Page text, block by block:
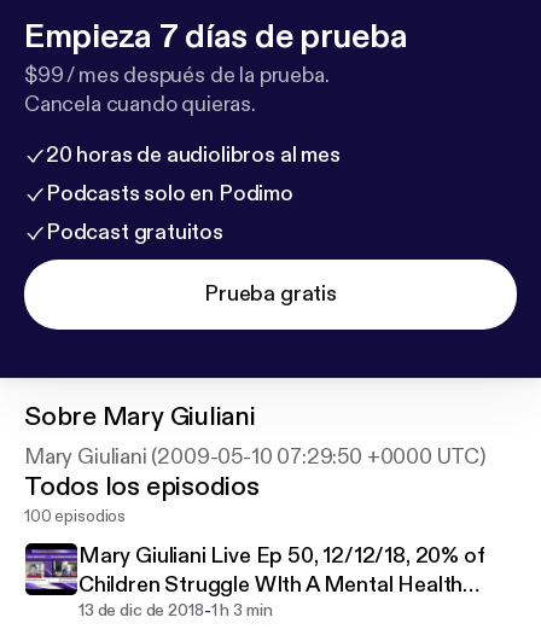
Empieza 7 días de prueba
$99 / mes después de la prueba.
Cancela cuando quieras.
20 horas de audiolibros al mes
Podcasts solo en Podimo
Podcast gratuitos
Prueba gratis
Sobre Mary Giuliani
Mary Giuliani (2009-05-10 07:29:50 +0000 UTC)
Todos los episodios
100 episodios
Mary Giuliani Live Ep 50, 12/12/18, 20% of
Children Struggle WIth A Mental Health
Disorder?
13 de dic de 2018-1 h 3 min